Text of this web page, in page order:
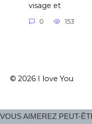
visage et
0 153
© 2026 I love You